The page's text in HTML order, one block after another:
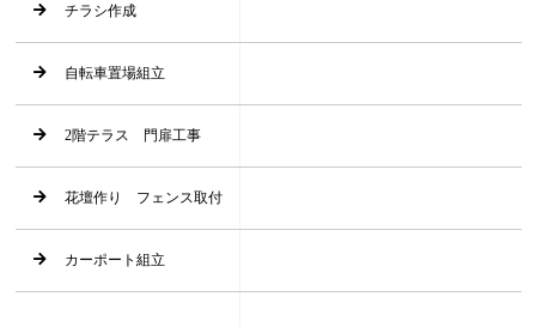
チラシ作成
自転車置場組立
2階テラス 門扉工事
花壇作り フェンス取付
カーポート組立